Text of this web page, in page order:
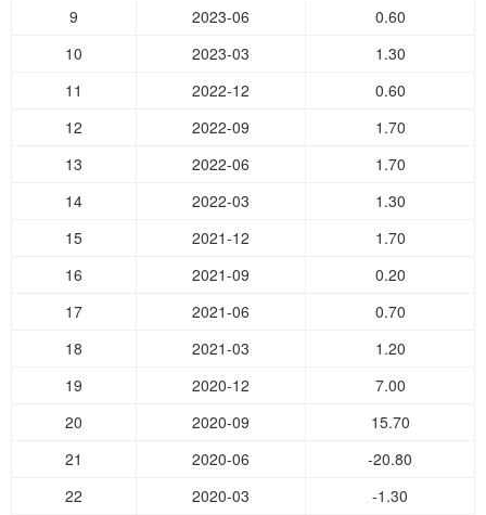
9
2023-06
0.60
10
2023-03
1.30
11
2022-12
0.60
12
2022-09
1.70
13
2022-06
1.70
14
2022-03
1.30
15
2021-12
1.70
16
2021-09
0.20
17
2021-06
0.70
18
2021-03
1.20
19
2020-12
7.00
20
2020-09
15.70
21
2020-06
-20.80
22
2020-03
-1.30